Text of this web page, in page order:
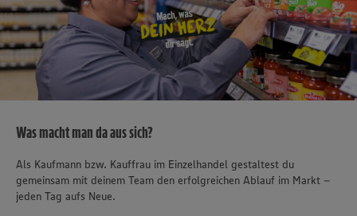
Was macht man da aus sich?
Als Kaufmann bzw. Kauffrau im Einzelhandel gestaltest du
gemeinsam mit deinem Team den erfolgreichen Ablauf im Markt –
jeden Tag aufs Neue.